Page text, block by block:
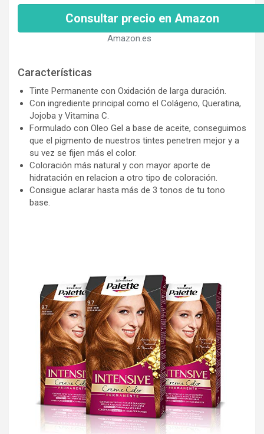
Consultar precio en Amazon
Amazon.es
Características
Tinte Permanente con Oxidación de larga duración.
Con ingrediente principal como el Colágeno, Queratina,
Jojoba y Vitamina C.
Formulado con Oleo Gel a base de aceite, conseguimos
que el pigmento de nuestros tintes penetren mejor y a
su vez se fijen más el color.
Coloración más natural y con mayor aporte de
hidratación en relacion a otro tipo de coloración.
Consigue aclarar hasta más de 3 tonos de tu tono
base.